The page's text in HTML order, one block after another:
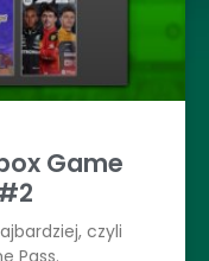
Game
czyli